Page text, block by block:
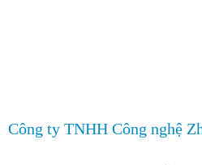
Công ty TNHH Công nghệ